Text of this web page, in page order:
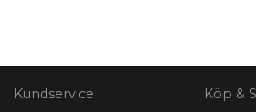
Kundservice
Köp &